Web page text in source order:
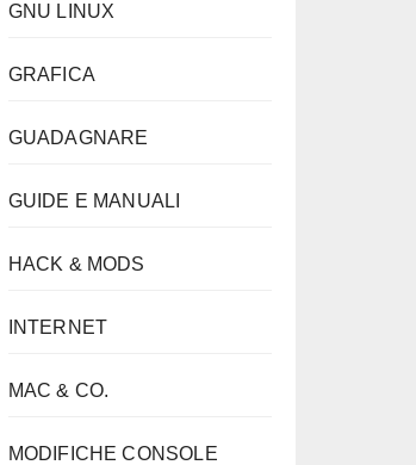
GNU LINUX
GRAFICA
GUADAGNARE
GUIDE E MANUALI
HACK & MODS
INTERNET
MAC & CO.
MODIFICHE CONSOLE